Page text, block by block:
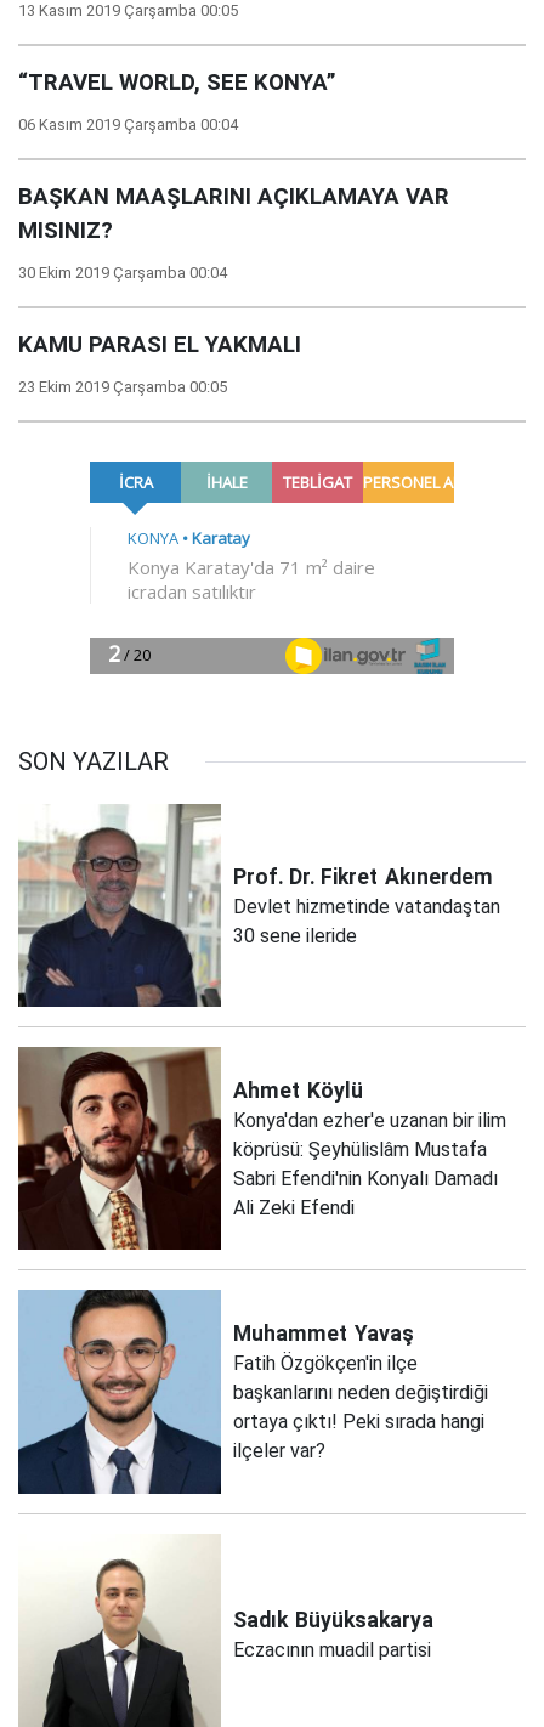
13 Kasım 2019 Çarşamba 00:05
“TRAVEL WORLD, SEE KONYA”
06 Kasım 2019 Çarşamba 00:04
BAŞKAN MAAŞLARINI AÇIKLAMAYA VAR
MISINIZ?
30 Ekim 2019 Çarşamba 00:04
KAMU PARASI EL YAKMALI
23 Ekim 2019 Çarşamba 00:05
SON YAZILAR
Prof. Dr. Fikret Akınerdem
Devlet hizmetinde vatandaştan
30 sene ileride
Ahmet Köylü
Konya'dan ezher'e uzanan bir ilim
köprüsü: Şeyhülislâm Mustafa
Sabri Efendi'nin Konyalı Damadı
Ali Zeki Efendi
Muhammet Yavaş
Fatih Özgökçen'in ilçe
başkanlarını neden değiştirdiği
ortaya çıktı! Peki sırada hangi
ilçeler var?
Sadık Büyüksakarya
Eczacının muadil partisi